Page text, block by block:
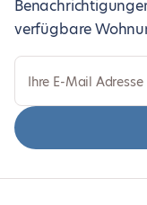
verfügbare
Ihre E-Mail Adresse